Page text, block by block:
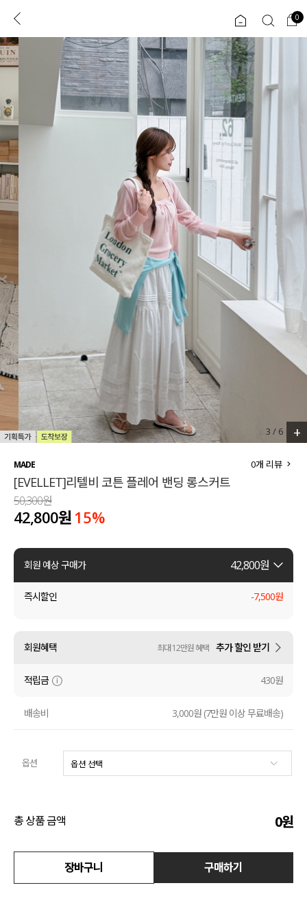
로그인 0
ENG
TW
JP
리뷰 & 혜택 플러스핏 회원혜택
COMMUNITY
도착보장⚡
인플루언서 pick!
MADE
세트할인 ~30%
하객룩
살안타템
110사이즈
티셔츠
팬츠
셔츠
원피스
수영복
아우터
코디템
ALL
익스클루시브
아우터
티셔츠
니트
원피스
스커트
언더웨어
0
3 / 6 +
MADE
[EVELLET]리텔비 코튼 플레어 밴딩 롱스커트
0개 리뷰
50,300원
42,800원 15%
회원 예상 구매가 42,800원
즉시할인 -7,500원
회원혜택 최대 12만원 혜택 추가 할인 받기
적립금 430원
배송비 3,000원 (7만원 이상 무료배송)
옵션
총 상품 금액 0원
장바구니 구매하기